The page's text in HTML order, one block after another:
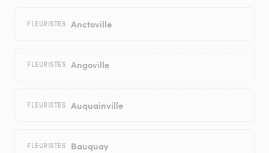
FLEURISTES Anctoville
FLEURISTES Angoville
FLEURISTES Auquainville
FLEURISTES Bauquay